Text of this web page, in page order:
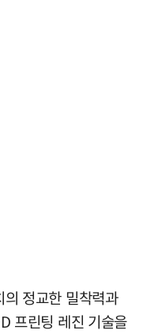
정교한 밀착력과
프린팅 레진 기술을